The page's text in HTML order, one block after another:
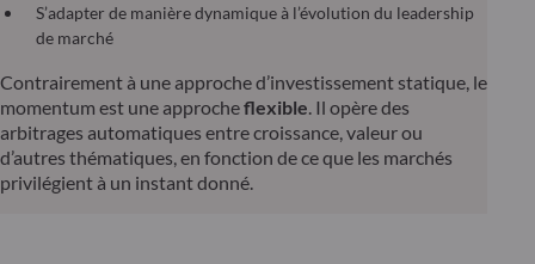
S’adapter de manière dynamique à l’évolution du leadership
de marché
Contrairement à une approche d’investissement statique, le
momentum est une approcheflexible. Il opère des
arbitrages automatiques entre croissance, valeur ou
d’autres thématiques, en fonction de ce que les marchés
privilégient à un instant donné.